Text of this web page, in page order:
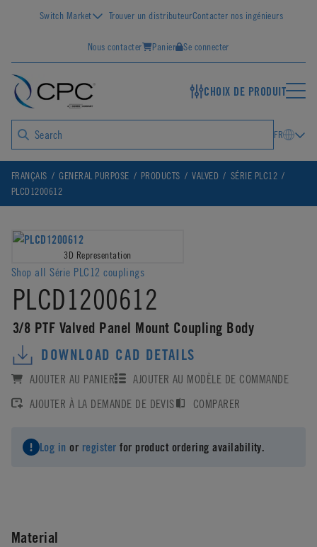
Switch Market Trouver un distributeurContacter nos ingénieurs
Nous contacter Panier Se connecter
CHOIX DE PRODUIT
FR
FRANÇAIS GENERAL PURPOSE PRODUCTS VALVED
SÉRIE PLC12
PLCD1200612
3D Representation
Shop all Série PLC12 couplings
PLCD1200612
3/8 PTF Valved Panel Mount Coupling Body
DOWNLOAD CAD DETAILS
AJOUTER AU PANIER
AJOUTER AU MODÈLE DE COMMANDE
AJOUTER À LA DEMANDE DE DEVIS
COMPARER
Log in or register for product ordering availability.
Material